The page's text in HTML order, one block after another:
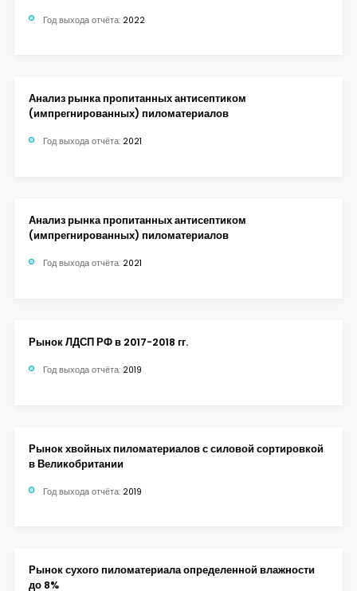
Год выхода отчёта: 2022
Анализ рынка пропитанных антисептиком
(импрегнированных) пиломатериалов
Год выхода отчёта: 2021
Анализ рынка пропитанных антисептиком
(импрегнированных) пиломатериалов
Год выхода отчёта: 2021
Рынок ЛДСП РФ в 2017-2018 гг.
Год выхода отчёта: 2019
Рынок хвойных пиломатериалов с силовой сортировкой
в Великобритании
Год выхода отчёта: 2019
Рынок сухого пиломатериала определенной влажности
до 8%